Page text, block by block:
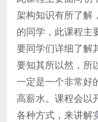
架构知识有所了解
的同学，此课程主
要同学们详细了解
要知其所以然，所
一定是一个非常好
高薪水。课程会以
各种方式，来讲解